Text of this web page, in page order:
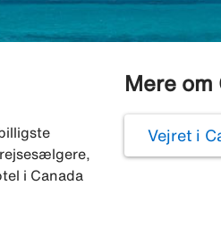
i Canada
Mere om
Vejret i